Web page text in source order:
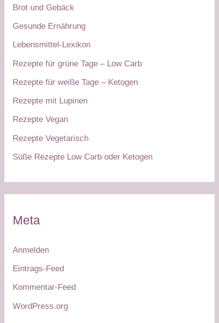
Brot und Gebäck
Gesunde Ernährung
Lebensmittel-Lexikon
Rezepte für grüne Tage – Low Carb
Rezepte für weiße Tage – Ketogen
Rezepte mit Lupinen
Rezepte Vegan
Rezepte Vegetarisch
Süße Rezepte Low Carb oder Ketogen
Meta
Anmelden
Eintrags-Feed
Kommentar-Feed
WordPress.org